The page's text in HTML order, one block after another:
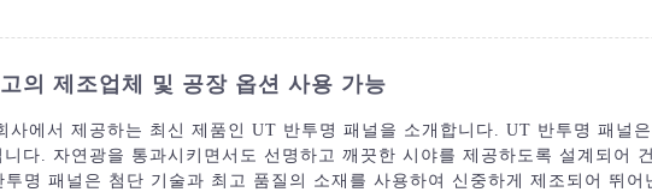
의 제조업체 및 공장 옵션 사용 가능
사에서 제공하는 최신 제품인 UT 반투명 패널을 소개합니다. UT 반투명 패널
다. 자연광을 통과시키면서도 선명하고 깨끗한 시야를 제공하도록 설계되어
명 패널은 첨단 기술과 최고 품질의 소재를 사용하여 신중하게 제조되어 뛰어